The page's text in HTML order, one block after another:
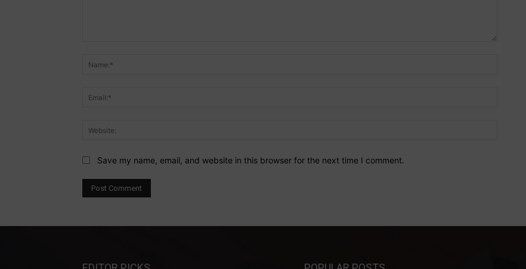
Save my name, email, and website in this browser for the next time I comment.